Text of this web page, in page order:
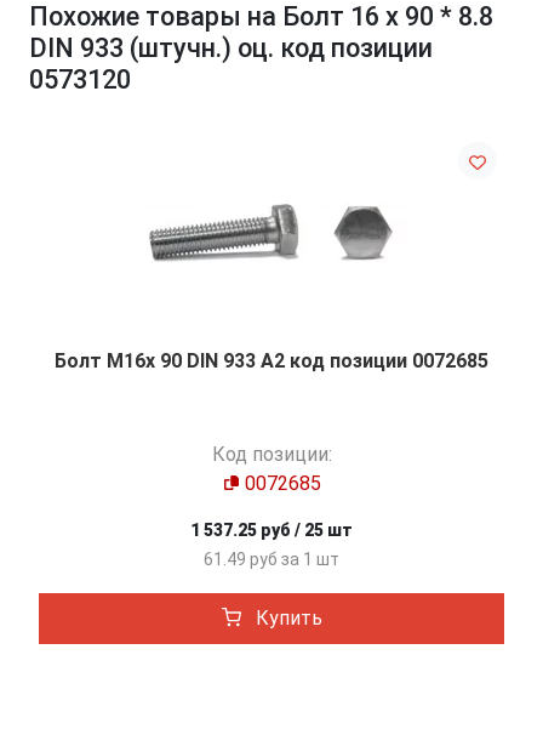
Похожие товары на Болт 16 х 90 * 8.8
DIN 933 (штучн.) оц. код позиции
0573120
Болт М16х 90 DIN 933 A2 код позиции 0072685
Код позиции:
0072685
1 537.25 руб / 25 шт
61.49 руб за 1 шт
Купить